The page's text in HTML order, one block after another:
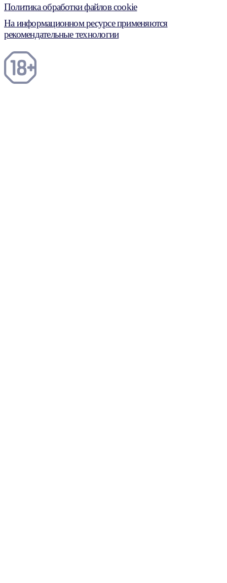
Политика обработки файлов cookie
На информационном ресурсе применяются
рекомендательные технологии